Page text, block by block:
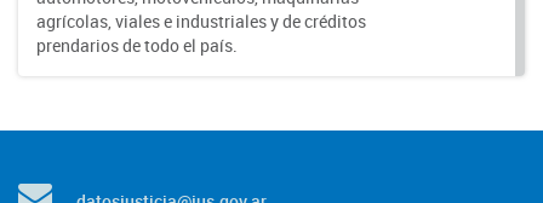
agrícolas, viales e industriales y de créditos
prendarios de todo el país.